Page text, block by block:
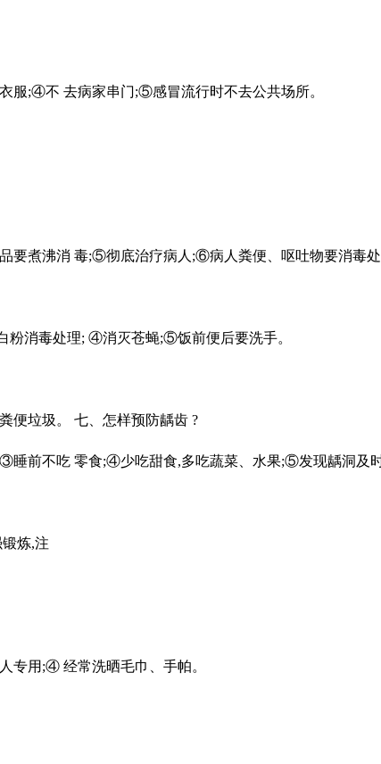
;④不 去病家串门;⑤感冒流行时不去公共场所。
煮沸消 毒;⑤彻底治疗病人;⑥病人粪便、呕吐物要消毒
消毒处理; ④消灭苍蝇;⑤饭前便后要洗手。
垃圾。 七、怎样预防龋齿 ?
前不吃 零食;④少吃甜食,多吃蔬菜、水果;⑤发现龋洞及
炼,注
用;④ 经常洗晒毛巾、手帕。